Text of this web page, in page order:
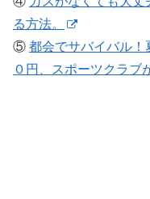
る方法。
⑤ 都会でサバイバル！
０円、スポーツクラブ